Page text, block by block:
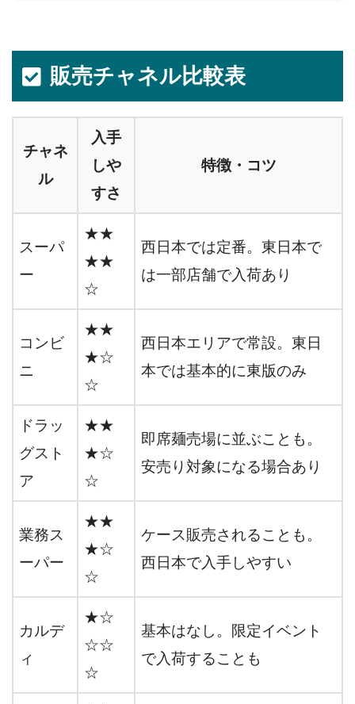
販売チャネル比較表
チャネ
ル
入手
しや
すさ
特徴・コツ
スーパ
ー
★★
★★
☆
西日本では定番。東日本で
は一部店舗で入荷あり
コンビ
ニ
★★
★☆
☆
西日本エリアで常設。東日
本では基本的に東版のみ
ドラッ
グスト
ア
★★
★☆
☆
即席麺売場に並ぶことも。
安売り対象になる場合あり
業務ス
ーパー
★★
★☆
☆
ケース販売されることも。
西日本で入手しやすい
カルデ
ィ
★☆
☆☆
☆
基本はなし。限定イベント
で入荷することも